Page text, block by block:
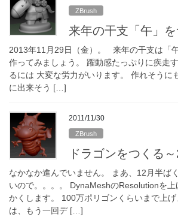
ZBrush
来年の干支「午」
2013年11月29日（金）。 来年の干支は「
作ってみましょう。 躍動感たっぷりに疾走
るには 大変な労力がいります。 作れそうに
に出来そう […]
2011/11/30
ZBrush
ドラゴンをつくる
なかなか進んでいません。 まあ、12月半ば
いので。。。。 DynaMeshのResolutionを
かくします。 100万ポリゴンくらいまで上
は、もう一回デ […]